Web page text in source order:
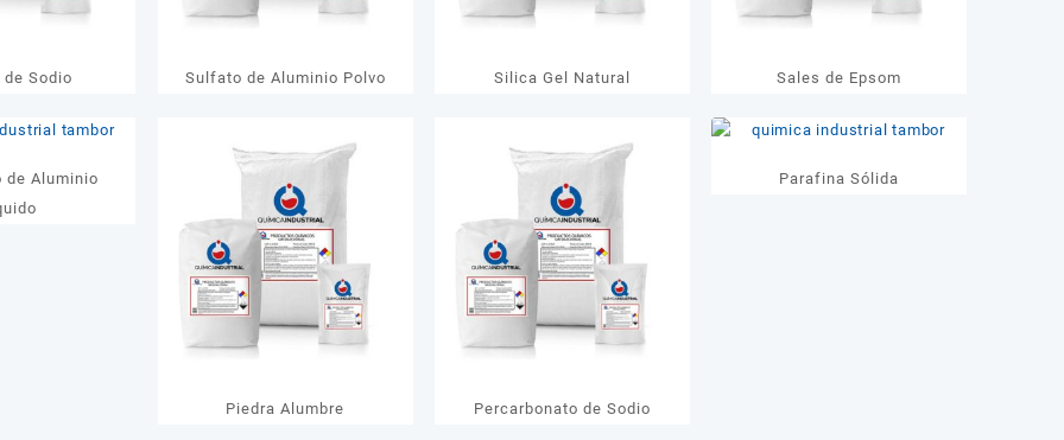
Sodio Sulfato de Aluminio Polvo Silica Gel Natural Sales de Epsom
de Aluminio
Piedra Alumbre Percarbonato de Sodio
Parafina Sólida